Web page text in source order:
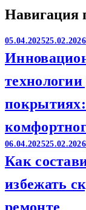
Навигация
05.04.202525.02.2026
06.04.202525.02.2026
Как
избежать